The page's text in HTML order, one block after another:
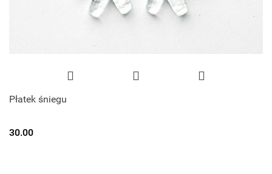
Płatek śniegu
30.00